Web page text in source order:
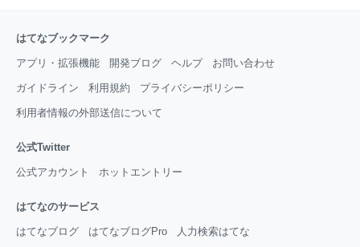
はてなブックマーク
アプリ・拡張機能 開発ブログ ヘルプ お問い合わせ
ガイドライン 利用規約 プライバシーポリシー
利用者情報の外部送信について
公式Twitter
公式アカウント ホットエントリー
はてなのサービス
はてなブログ はてなブログPro 人力検索はてな